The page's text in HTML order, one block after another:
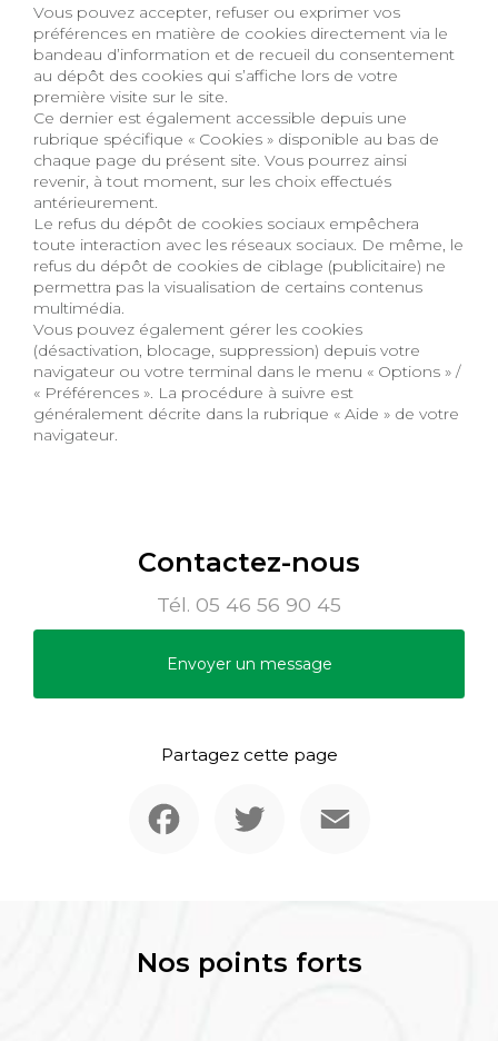
Vous pouvez accepter, refuser ou exprimer vos
préférences en matière de cookies directement via le
bandeau d’information et de recueil du consentement
au dépôt des cookies qui s’affiche lors de votre
première visite sur le site.
Ce dernier est également accessible depuis une
rubrique spécifique « Cookies » disponible au bas de
chaque page du présent site. Vous pourrez ainsi
revenir, à tout moment, sur les choix effectués
antérieurement.
Le refus du dépôt de cookies sociaux empêchera
toute interaction avec les réseaux sociaux. De même, le
refus du dépôt de cookies de ciblage (publicitaire) ne
permettra pas la visualisation de certains contenus
multimédia.
Vous pouvez également gérer les cookies
(désactivation, blocage, suppression) depuis votre
navigateur ou votre terminal dans le menu « Options » /
« Préférences ». La procédure à suivre est
généralement décrite dans la rubrique « Aide » de votre
navigateur.
Contactez-nous
Tél. 05 46 56 90 45
Envoyer un message
Partagez cette page
Nos points forts